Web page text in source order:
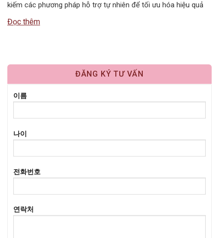
kiếm các phương pháp hỗ trợ tự nhiên để tối ưu hóa hiệu quả
mang lại cảm…
Đọc thêm
ĐĂNG KÝ TƯ VẤN
이름
나이
전화번호
연락처